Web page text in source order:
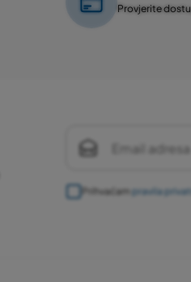
Provjerite
Prihvaćam pravila